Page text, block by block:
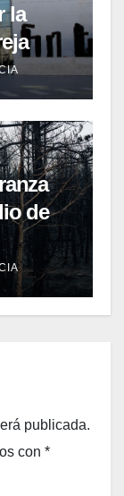
la
de
publicada.
con *